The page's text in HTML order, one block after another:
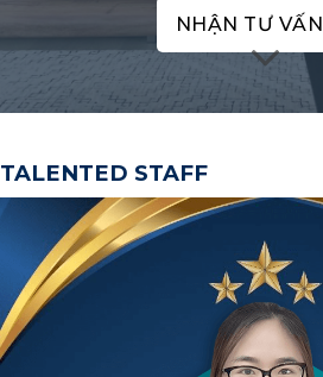
NHẬN TƯ VẤN
TALENTED STAFF